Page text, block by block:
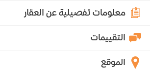
معلومات تفصيلية عن العقار
التقييمات
الموقع